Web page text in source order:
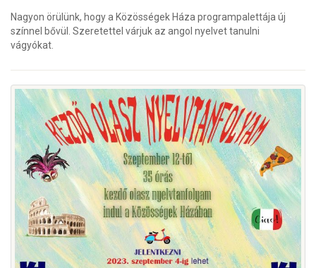
Nagyon örülünk, hogy a Közösségek Háza programpalettája új
színnel bővül. Szeretettel várjuk az angol nyelvet tanulni
vágyókat.